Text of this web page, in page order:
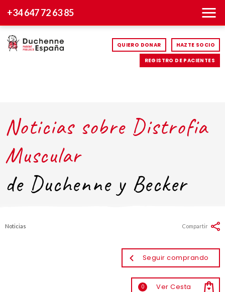
+34 647 72 63 85
QUIERO DONAR HAZTE SOCIO
REGISTRO DE PACIENTES
Noticias sobre Distrofia
Muscular
de Duchenne y Becker
Noticias
Seguir comprando
0 Ver Cesta
Compartir